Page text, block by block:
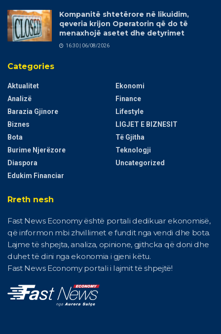
Kompanitë shtetërore në likuidim,
qeveria krijon Operatorin që do të
menaxhojë asetet dhe detyrimet
16:30 | 06/08/2026
Categories
Aktualitet
Analizë
Barazia Gjinore
Biznes
Bota
Burime Njerëzore
Diaspora
Edukim Financiar
Ekonomi
Finance
Lifestyle
LIGJET E BIZNESIT
Të Gjitha
Teknologji
Uncategorized
Rreth nesh
Fast News Economy është portali dedikuar ekonomisë,
që informon mbi zhvillimet e fundit nga vendi dhe bota.
Lajme të shpejta, analiza, opinione, gjithcka që doni dhe
duhet të dini nga ekonomia i gjeni këtu.
Fast News Economy portali i lajmit të shpejtë!